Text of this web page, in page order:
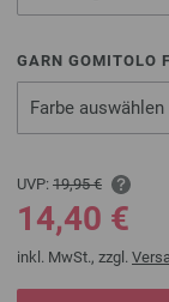
GARN GOMITOLO
Farbe auswählen
UVP: 19,95 €
14,40 €
inkl. MwSt., zzgl.